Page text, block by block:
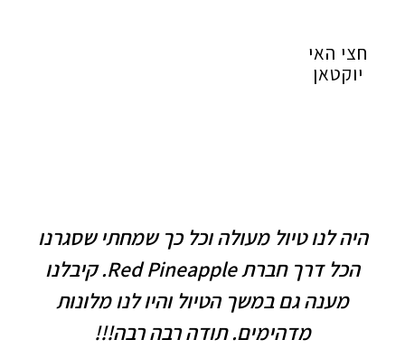
חצי האי
יוקטאן
היה לנו טיול מעולה וכל כך שמחתי שסגרנו
הכל דרך חברת Red Pineapple. קיבלנו
מענה גם במשך הטיול והיו לנו מלונות
מדהימים. תודה רבה רבה!!!